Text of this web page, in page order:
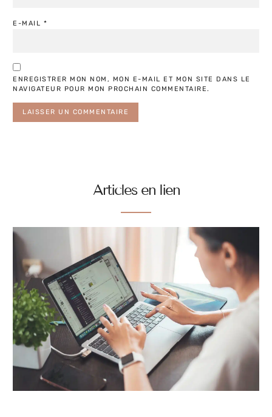
E-MAIL *
ENREGISTRER MON NOM, MON E-MAIL ET MON SITE DANS LE
NAVIGATEUR POUR MON PROCHAIN COMMENTAIRE.
Articles en lien